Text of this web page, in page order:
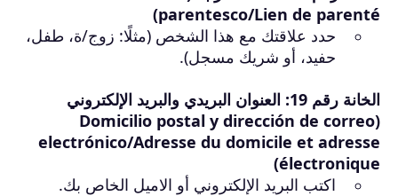
parentesco/Lien de parenté)
حدد علاقتك مع هذا الشخص (مثلًا: زوج/ة، طفل،
حفيد، أو شريك مسجل).
الخانة رقم 19: العنوان البريدي والبريد الإلكتروني
(Domicilio postal y dirección de correo
electrónico/Adresse du domicile et adresse
électronique)
اكتب البريد الإلكتروني أو الاميل الخاص بك.